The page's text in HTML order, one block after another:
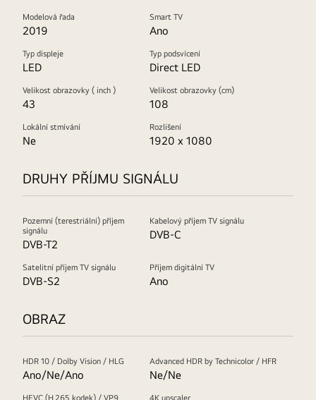
Modelová řada
2019
Smart TV
Ano
Typ displeje
LED
Typ podsvícení
Direct LED
Velikost obrazovky ( inch )
43
Velikost obrazovky (cm)
108
Lokální stmívání
Ne
Rozlišení
1920 x 1080
DRUHY PŘÍJMU SIGNÁLU
Pozemní (terestriální) příjem
signálu
DVB-T2
Kabelový příjem TV signálu
DVB-C
Satelitní příjem TV signálu
DVB-S2
Příjem digitální TV
Ano
OBRAZ
HDR 10 / Dolby Vision / HLG
Ano/Ne/Ano
Advanced HDR by Technicolor / HFR
Ne/Ne